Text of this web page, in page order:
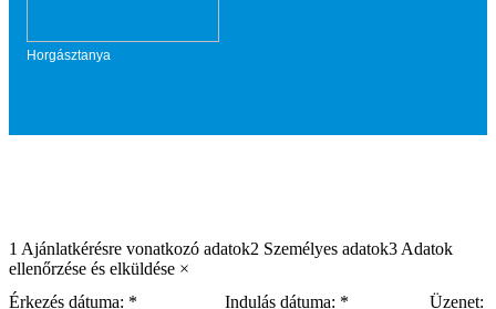
Horgásztanya
1 Ajánlatkérésre vonatkozó adatok2 Személyes adatok3 Adatok
ellenőrzése és elküldése ×
Érkezés dátuma: * Indulás dátuma: * Üzenet: